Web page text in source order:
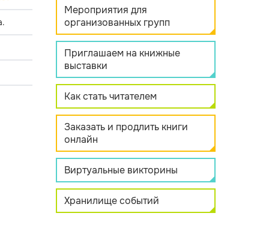
Мероприятия для
организованных групп
Приглашаем на книжные
выставки
Как стать читателем
Заказать и продлить книги
онлайн
Виртуальные викторины
Хранилище событий